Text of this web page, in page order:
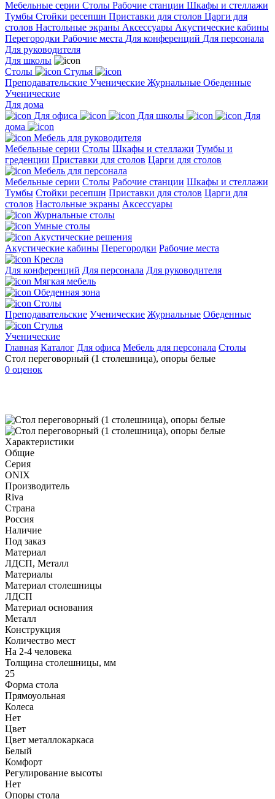
Мебельные серии Столы Рабочие станции Шкафы и стеллажи
Тумбы Стойки ресепшн Приставки для столов Царги для
столов Настольные экраны Аксессуары Акустические кабины
Перегородки Рабочие места Для конференций Для персонала
Для руководителя
Для школы
Столы
Стулья
Преподавательские Ученические Журнальные Обеденные
Ученические
Для дома
Для офиса
Для школы
Для
дома
Мебель для руководителя
Мебельные серии Столы Шкафы и стеллажи Тумбы и
греденции Приставки для столов Царги для столов
Мебель для персонала
Мебельные серии Столы Рабочие станции Шкафы и стеллажи
Тумбы Стойки ресепшн Приставки для столов Царги для
столов Настольные экраны Аксессуары
Журнальные столы
Умные столы
Акустические решения
Акустические кабины Перегородки Рабочие места
Кресла
Для конференций Для персонала Для руководителя
Мягкая мебель
Обеденная зона
Столы
Преподавательские Ученические Журнальные Обеденные
Стулья
Ученические
Главная Каталог Для офиса Мебель для персонала Столы
Стол переговорный (1 столешница), опоры белые
0 оценок
Характеристики
Общие
Серия
ONIX
Производитель
Riva
Страна
Россия
Наличие
Под заказ
Материал
ЛДСП, Металл
Материалы
Материал столешницы
ЛДСП
Материал основания
Металл
Конструкция
Количество мест
На 2-4 человека
Толщина столешницы, мм
25
Форма стола
Прямоуольная
Колеса
Нет
Цвет
Цвет металлокаркаса
Белый
Комфорт
Регулирование высоты
Нет
Опоры стола